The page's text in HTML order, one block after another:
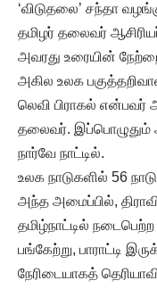
‘விடுதலை’ சந்தா
தமிழர் தலைவர்
அவரது உரையின்
அகில உலக
லெவி பிராகல் என்பவர்
தலைவர். இப்பொழுதும்
நார்வே நாட்டில்.
உலக நாடுகளில் 56
அந்த அமைப்பில்,
தமிழ்நாட்டில்
பங்கேற்று, பாராட்டி
நேரிடையாகத்